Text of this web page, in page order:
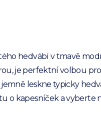
hedvábí v tmavě
je perfektní volbou
leskne typicky
o kapesníček a vyberte